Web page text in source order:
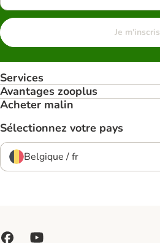
Je m'inscris
Services
Avantages zooplus
Acheter malin
Sélectionnez votre pays
Belgique / fr